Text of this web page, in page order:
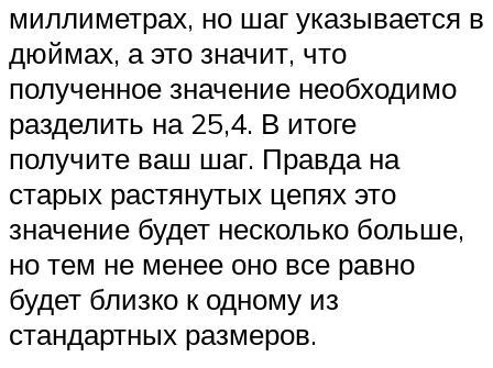
миллиметрах, но шаг указывается в
дюймах, а это значит, что
полученное значение необходимо
разделить на 25,4. В итоге
получите ваш шаг. Правда на
старых растянутых цепях это
значение будет несколько больше,
но тем не менее оно все равно
будет близко к одному из
стандартных размеров.